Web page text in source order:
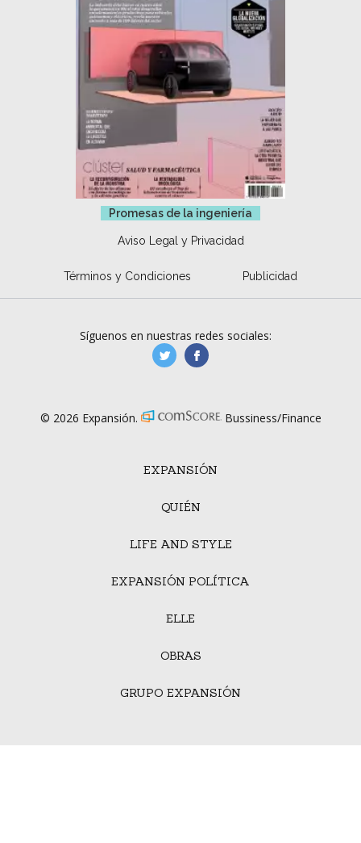
Promesas de la ingeniería
Aviso Legal y Privacidad
Términos y Condiciones Publicidad
EXPANSIÓN
QUIÉN
LIFE AND STYLE
EXPANSIÓN POLÍTICA
ELLE
OBRAS
GRUPO EXPANSIÓN
Síguenos en nuestras redes sociales:
manufacturaGE
© 2026 Expansión. Bussiness/Finance